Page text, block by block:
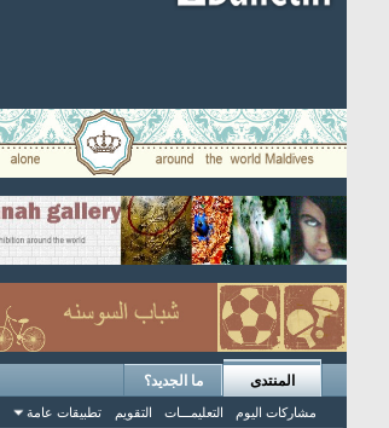
المنتدى
مشاركات اليوم التعليمـــات التقويم تطبيقات عامة
ما الجديد؟